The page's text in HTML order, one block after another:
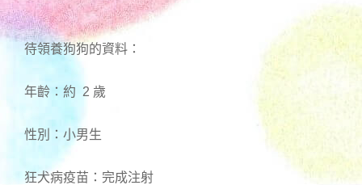
待領養狗狗的資料：
年齡：約 2 歲
性別：小男生
狂犬病疫苗：完成注射